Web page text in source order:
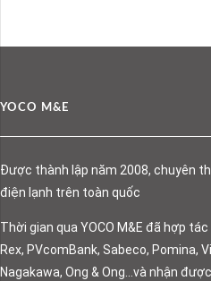
YOCO M&E
Được thành lập năm 2008, chuyên
điện lạnh trên toàn quốc
Thời gian qua YOCO M&E đã hợp
Rex, PVcomBank, Sabeco, Pomina,
Nagakawa, Ong & Ong…và nhận